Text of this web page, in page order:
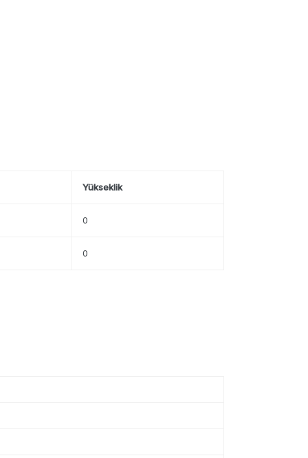
Yükseklik
0
0